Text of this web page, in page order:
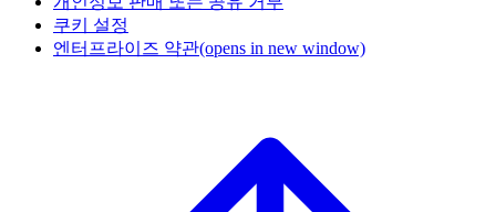
쿠키 설정
엔터프라이즈 약관(opens in new window)